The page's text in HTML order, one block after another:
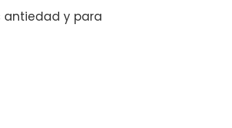
antiedad y para